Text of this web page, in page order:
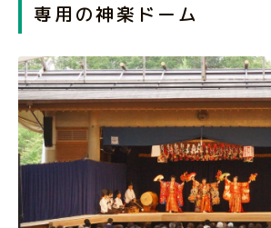
専用の神楽ドーム